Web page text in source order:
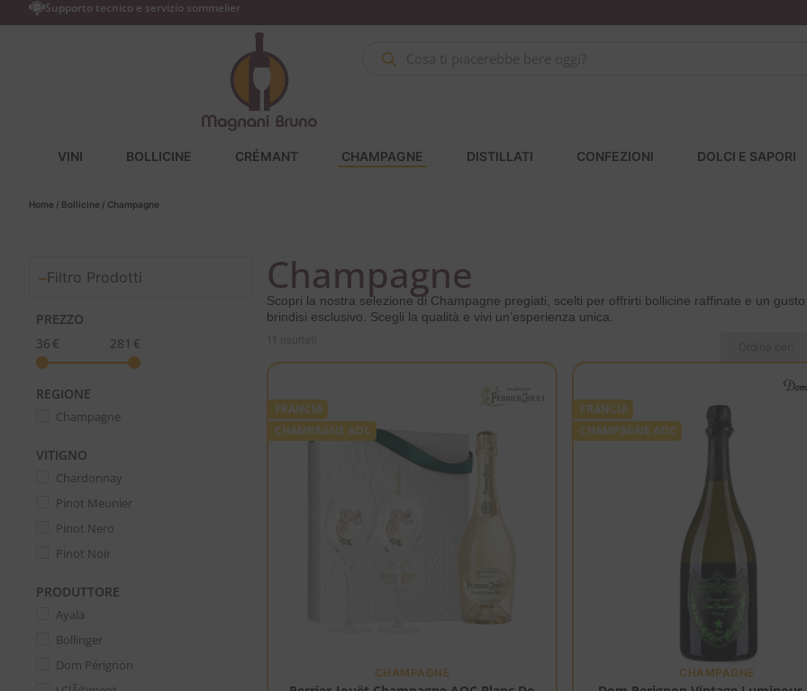
Supporto tecnico e servizio sommelier
VINI BOLLICINE CRÉMANT CHAMPAGNE DISTILLATI CONFEZIONI DOLCI E SAPORI
Home / Bollicine / Champagne
Filtro Prodotti
PREZZO
36 € 281 €
REGIONE
Champagne
VITIGNO
Chardonnay
Pinot Meunier
Pinot Nero
Pinot Noir
PRODUTTORE
Ayala
Bollinger
Dom Pérignon
Champagne
Scopri la nostra selezione di Champagne pregiati, scelti per offrirti bollicine raffinate e un
brindisi esclusivo. Scegli la qualità e vivi un’esperienza unica.
FRANCIA
CHAMPAGNE AOC
CHAMPAGNE
FRANCIA
CHAMPAGNE AOC
CHAMPAGNE